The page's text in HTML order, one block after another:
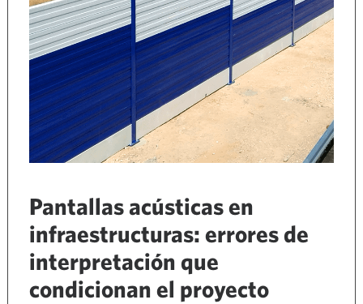
Pantallas acústicas en
infraestructuras: errores de
interpretación que
condicionan el proyecto